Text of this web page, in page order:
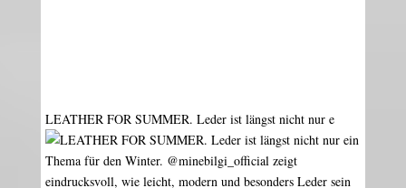
LEATHER FOR SUMMER. Leder ist längst nicht nur e